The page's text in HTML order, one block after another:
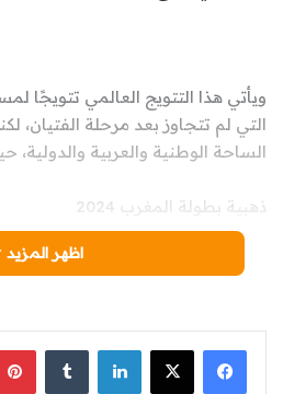
ويأتي هذا التتويج العالمي تتويجًا
التي لم تتجاوز بعد مرحلة
الساحة الوطنية والعربية
ذهبية بطولة المغرب 2024
ذهبية بطولة العرب – الفجيرة 2025
ذهبية البطولة المدرسية الوطنية –
اظهر المزيد
لينكدإن